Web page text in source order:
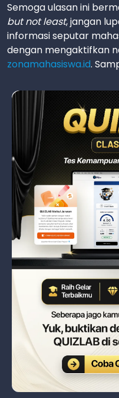
Semoga ulasan ini
but not least, jangan
informasi seputar
dengan mengaktifkan
zonamahasiswa.id.